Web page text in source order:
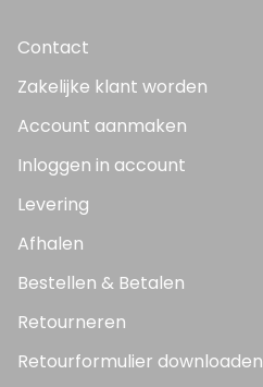
Contact
Zakelijke klant worden
Account aanmaken
Inloggen in account
Levering
Afhalen
Bestellen & Betalen
Retourneren
Retourformulier downloaden